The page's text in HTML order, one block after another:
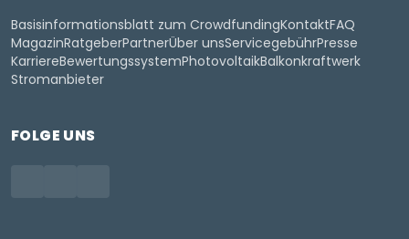
Basisinformationsblatt zum CrowdfundingKontaktFAQ
MagazinRatgeberPartnerÜber unsServicegebührPresse
KarriereBewertungssystemPhotovoltaikBalkonkraftwerk
Stromanbieter
FOLGE UNS